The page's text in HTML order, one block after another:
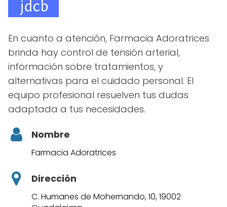
En cuanto a atención, Farmacia Adoratrices
brinda hay control de tensión arterial,
información sobre tratamientos, y
alternativas para el cuidado personal. El
equipo profesional resuelven tus dudas
adaptada a tus necesidades.
Nombre
Farmacia Adoratrices
Dirección
C. Humanes de Mohernando, 10, 19002